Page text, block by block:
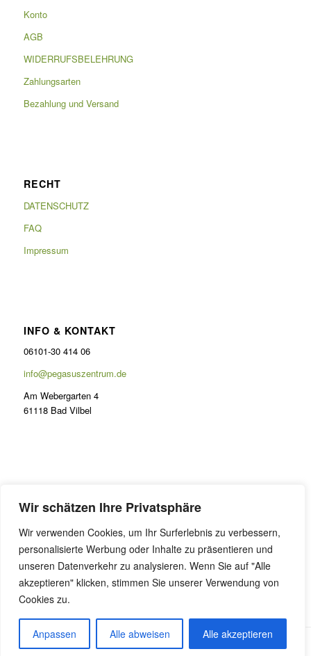
Wir schätzen Ihre Privatsphäre
Wir verwenden Cookies, um Ihr Surferlebnis zu verbessern,
personalisierte Werbung oder Inhalte zu präsentieren und
unseren Datenverkehr zu analysieren. Wenn Sie auf "Alle
akzeptieren" klicken, stimmen Sie unserer Verwendung von
Cookies zu.
Anpassen Alle abweisen Alle akzeptieren
Konto
AGB
WIDERRUFSBELEHRUNG
Zahlungsarten
Bezahlung und Versand
RECHT
DATENSCHUTZ
FAQ
Impressum
INFO & KONTAKT
06101-30 414 06
info@pegasuszentrum.de
Am Webergarten 4
61118 Bad Vilbel
Lernen im Odenwald
FAQ Präsenzunterricht
Online Coaching
Alle Preise inkl. der gesetzlichen MwSt.